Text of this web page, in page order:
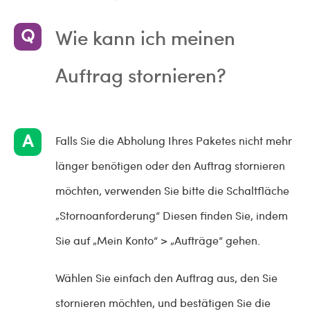
Wie kann ich meinen
Auftrag stornieren?
Falls Sie die Abholung Ihres Paketes nicht mehr
länger benötigen oder den Auftrag stornieren
möchten, verwenden Sie bitte die Schaltfläche
„Stornoanforderung“ Diesen finden Sie, indem
Sie auf „Mein Konto“ > „Aufträge“ gehen.
Wählen Sie einfach den Auftrag aus, den Sie
stornieren möchten, und bestätigen Sie die